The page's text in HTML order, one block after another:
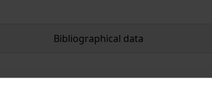
Bibliographical data